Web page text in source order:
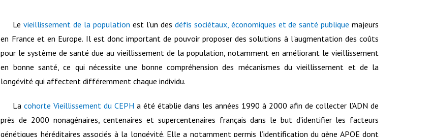
Levieillissement de la population est l’un des défis sociétaux, économiques et de santé publique majeurs
en France et en Europe. Il est donc important de pouvoir proposer des solutions à l'augmentation des coûts
pour le système de santé due au vieillissement de la population, notamment en améliorant le vieillissement
en bonne santé, ce qui nécessite une bonne compréhension des mécanismes du vieillissement et de la
longévité qui affectent différemment chaque individu.
Lacohorte Vieillissement du CEPH a été établie dans les années 1990 à 2000 afin de collecter l’ADN de
près de 2000 nonagénaires, centenaires et supercentenaires français dans le but d’identifier les facteurs
génétiques héréditaires associés à la longévité. Elle a notamment permis l’identification du gène APOE dont